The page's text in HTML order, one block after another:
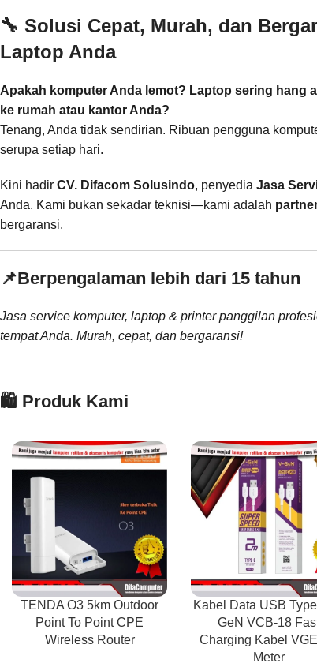
🔧 Solusi Cepat, Murah, dan
Laptop Anda
Apakah komputer Anda lemot? Laptop sering hang
ke rumah atau kantor Anda?
Tenang, Anda tidak sendirian. Ribuan pengguna
serupa setiap hari.
Kini hadir CV. Difacom Solusindo, penyedia Jasa
Anda. Kami bukan sekadar teknisi—kami adalah
bergaransi.
📌Berpengalaman lebih dari 15 tahun
Jasa service komputer, laptop & printer panggilan
tempat Anda. Murah, cepat, dan bergaransi!
🛍️ Produk Kami
TENDA O3 5km Outdoor
Point To Point CPE
Wireless Router
Kabel Data USB
GeN VCB-18
Charging Kabel
Meter